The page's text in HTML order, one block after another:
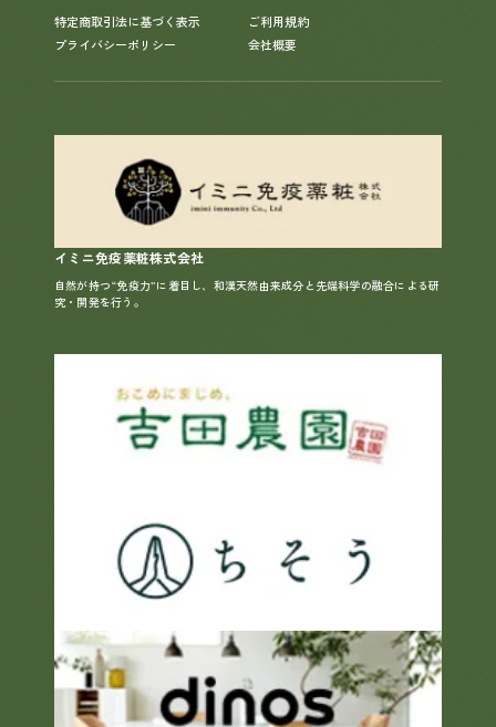
特定商取引法に基づく表示
プライバシーポリシー
ご利用規約
会社概要
イミニ免疫薬粧株式会社
自然が持つ“免疫力”に着目し、和漢天然由来成分と先端科学の融合による研
究・開発を行う。